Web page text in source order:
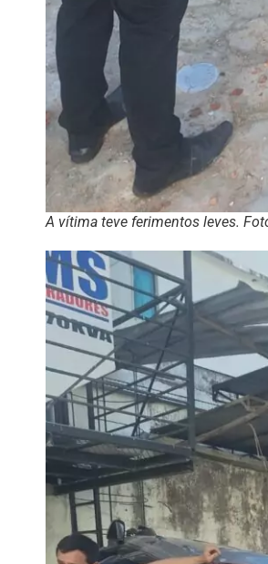
A vítima teve ferimentos leves.